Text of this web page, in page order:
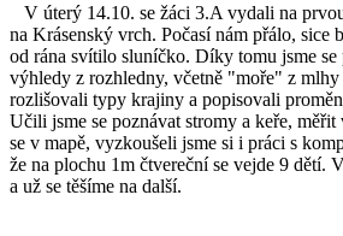
V úterý 14.10. se žáci 3.A vydali na
na Krásenský vrch. Počasí nám přálo, sice
od rána svítilo sluníčko. Díky tomu jsme
výhledy z rozhledny, včetně "moře" z
rozlišovali typy krajiny a popisovali
Učili jsme se poznávat stromy a keře,
se v mapě, vyzkoušeli jsme si i práci s
že na plochu 1m čtvereční se vejde 9 dětí.
a už se těšíme na další.